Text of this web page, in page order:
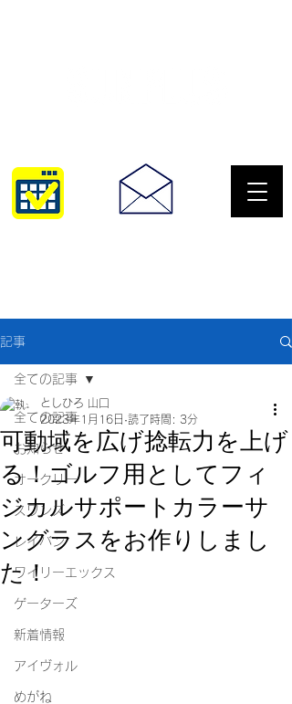
記事
全ての記事
お知らせ
オークリー
スワンズ
レイバン
ワイリーエックス
ゲーターズ
新着情報
アイヴォル
めがね
全ての記事
可動域を広げ捻転力を上げ
る！ゴルフ用としてフィ
ジカルサポートカラーサ
ングラスをお作りしまし
た！
としひろ 山口
2023年1月16日 読了時間: 3分